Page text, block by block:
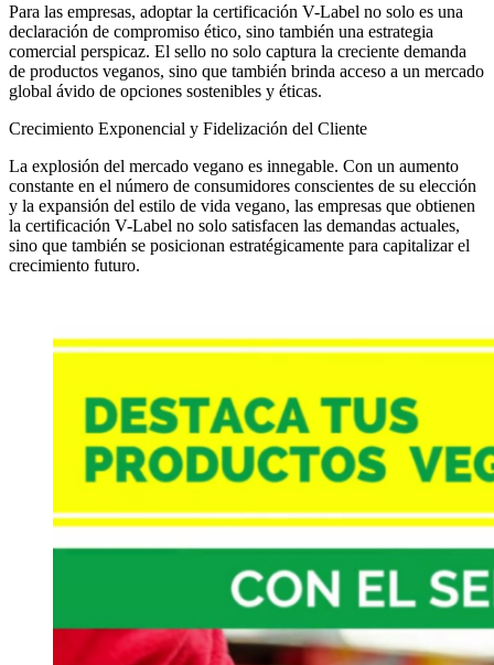
Para las empresas, adoptar la certificación V-Label no solo es una
declaración de compromiso ético, sino también una estrategia
comercial perspicaz. El sello no solo captura la creciente demanda
de productos veganos, sino que también brinda acceso a un mercado
global ávido de opciones sostenibles y éticas.
Crecimiento Exponencial y Fidelización del Cliente
La explosión del mercado vegano es innegable. Con un aumento
constante en el número de consumidores conscientes de su elección
y la expansión del estilo de vida vegano, las empresas que obtienen
la certificación V-Label no solo satisfacen las demandas actuales,
sino que también se posicionan estratégicamente para capitalizar el
crecimiento futuro.